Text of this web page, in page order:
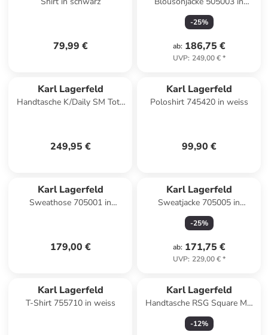
79,99 €
schwarz
-25%
ab: 186,75 €
UVP: 249,00 €*
Karl Lagerfeld
Handtasche K/Daily SM Tote
249,95 €
Karl Lagerfeld
Poloshirt 745420 in weiss
99,90 €
Karl Lagerfeld
Sweathose 705001 in
179,00 €
Karl Lagerfeld
Sweatjacke 705005 in
schwarz
-25%
ab: 171,75 €
UVP: 229,00 €*
Karl Lagerfeld
T-Shirt 755710 in weiss
Karl Lagerfeld
Handtasche RSG Square MD
Tote in Black
-12%